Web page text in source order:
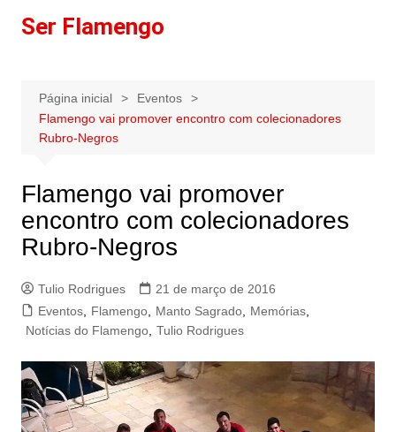
paraSer Flamengo
Página inicial
Eventos
Flamengo vai promover encontro com colecionadores
Rubro-Negros
Flamengo vai promover
encontro com colecionadores
Rubro-Negros
Tulio Rodrigues
21 de março de 2016
Eventos, Flamengo, Manto Sagrado, Memórias,
Notícias do Flamengo, Tulio Rodrigues